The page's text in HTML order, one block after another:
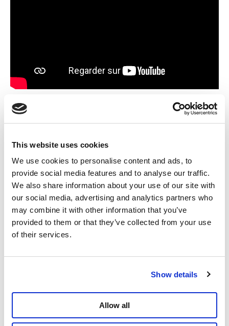
This website uses cookies
We use cookies to personalise content and ads, to
provide social media features and to analyse our traffic.
We also share information about your use of our site with
our social media, advertising and analytics partners who
may combine it with other information that you’ve
provided to them or that they’ve collected from your use
of their services.
Show details
Allow all
Député au Parlement wallon
TikTok
Instagram
Facebook
Twitter
En savoir plus Vidéo Chômage Julien Liradelfo